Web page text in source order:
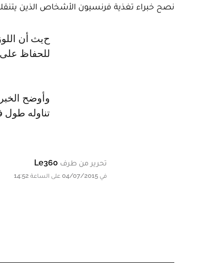
نصح خبراء تغذية فرنسيون الأشخاص الذين
حيث أن اللوز غني بمادة الماغنسيوم وفيتامين هـ والكالسيوم والألياف المفيدة
للحفاظ على
وأوضح
تناوله طول
تحرير من طرف Le360
في 04/07/2015 على الساعة 14:52